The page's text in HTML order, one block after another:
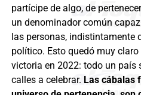
partícipe de algo, de
un denominador común
las personas, indistintamente
político. Esto quedó muy
victoria en 2022: todo un país
calles a celebrar. Las cábalas